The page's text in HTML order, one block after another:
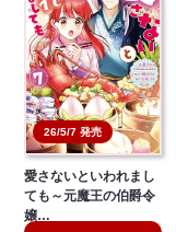
26/5/7 発売
愛さないといわれまし
ても～元魔王の伯爵令
嬢…